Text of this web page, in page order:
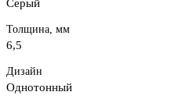
Серый
Толщина, мм
6,5
Дизайн
Однотонный